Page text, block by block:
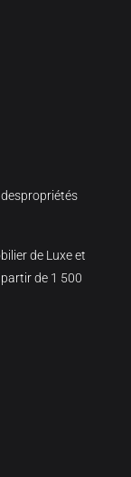
despropriétés
de Luxe et
de 1 500